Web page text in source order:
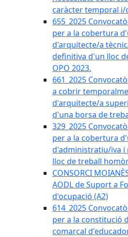
caràcter temporal i/
655_2025
per a la cobertura
d'arquitecte/a
definitiva d'un lloc
OPO 2023.
661_2025
a cobrir
d'arquitecte/a
d'una borsa de
329_2025
per a la cobertura
d'administratiu/iva i
lloc de treball
CONSORCI
AODL de Suport a
d'ocupació (A2)
614_2025
per a la constitució
comarcal